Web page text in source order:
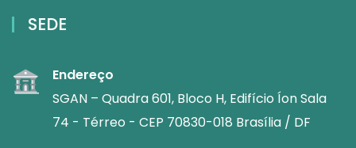
SEDE
Endereço
SGAN – Quadra 601, Bloco H, Edifício Íon Sala
74 - Térreo - CEP 70830-018 Brasília / DF